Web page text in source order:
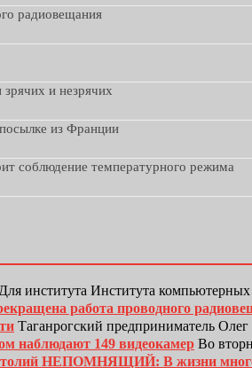
радиовещания
и незрячих
из Франции
соблюдение температурного режима
Для института Института
работа проводного
Таганрогский предприниматель
наблюдают 149 видеокамер Во
НЕПОМНЯЩИЙ: В жизни